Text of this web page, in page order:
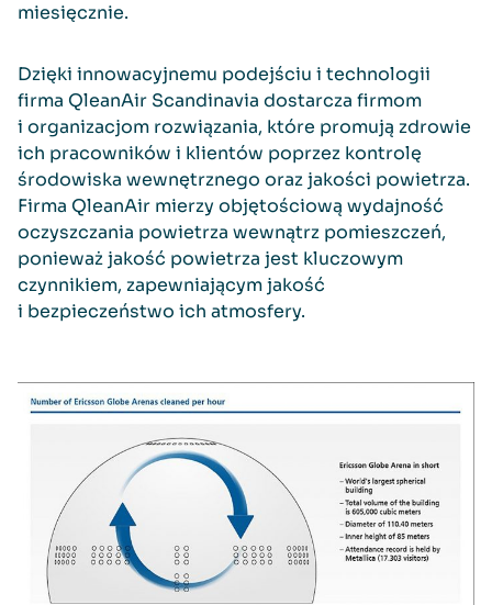
miesięcznie.
Dzięki innowacyjnemu podejściu i technologii
firma QleanAir Scandinavia dostarcza firmom
i organizacjom rozwiązania, które promują zdrowie
ich pracowników i klientów poprzez kontrolę
środowiska wewnętrznego oraz jakości powietrza.
Firma QleanAir mierzy objętościową wydajność
oczyszczania powietrza wewnątrz pomieszczeń,
ponieważ jakość powietrza jest kluczowym
czynnikiem, zapewniającym jakość
i bezpieczeństwo ich atmosfery.